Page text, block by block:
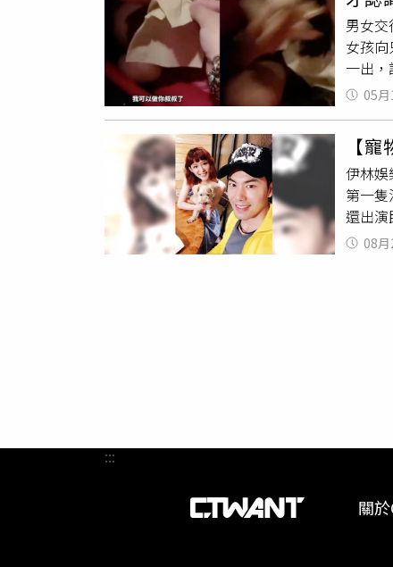
愛！
可愛
牠，
天開
啦！」
遇到別
們也
全不
家偷睡
牠們
貓不會
妝，
恨在
當藝
世，
起香
過變臉
男女
女孩
一出
說，「
年齡
駁，
主原本
「不
愛的方
05
【
伊林娛
第一
還出演
（圖／
「一
就會湊
仍帶
愛。
倆回
08
:::
關